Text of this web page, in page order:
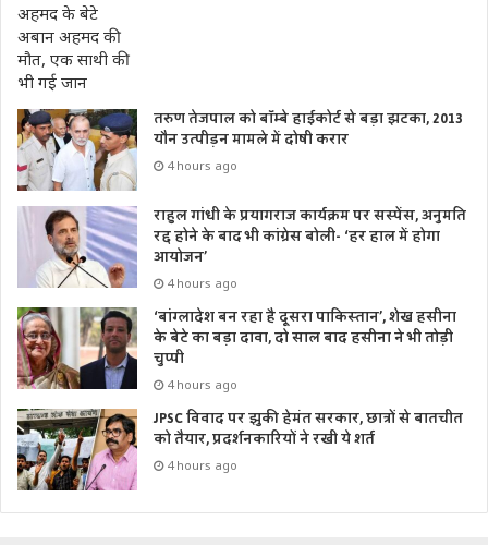
तरुण तेजपाल को बॉम्बे हाईकोर्ट से बड़ा झटका, 2013
यौन उत्पीड़न मामले में दोषी करार
4 hours ago
राहुल गांधी के प्रयागराज कार्यक्रम पर सस्पेंस, अनुमति
रद्द होने के बाद भी कांग्रेस बोली- ‘हर हाल में होगा
आयोजन’
4 hours ago
‘बांग्लादेश बन रहा है दूसरा पाकिस्तान’, शेख हसीना
के बेटे का बड़ा दावा, दो साल बाद हसीना ने भी तोड़ी
चुप्पी
4 hours ago
JPSC विवाद पर झुकी हेमंत सरकार, छात्रों से बातचीत
को तैयार, प्रदर्शनकारियों ने रखी ये शर्त
4 hours ago